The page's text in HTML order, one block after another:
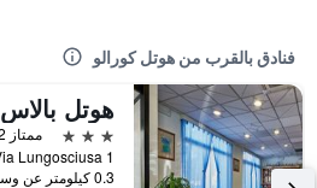
فنادق بالقرب من هوتل كورالو
هوتل بالاس
3 نجوم
ممتاز 8.2
0.3 كيلومتر عن وسط المدينة